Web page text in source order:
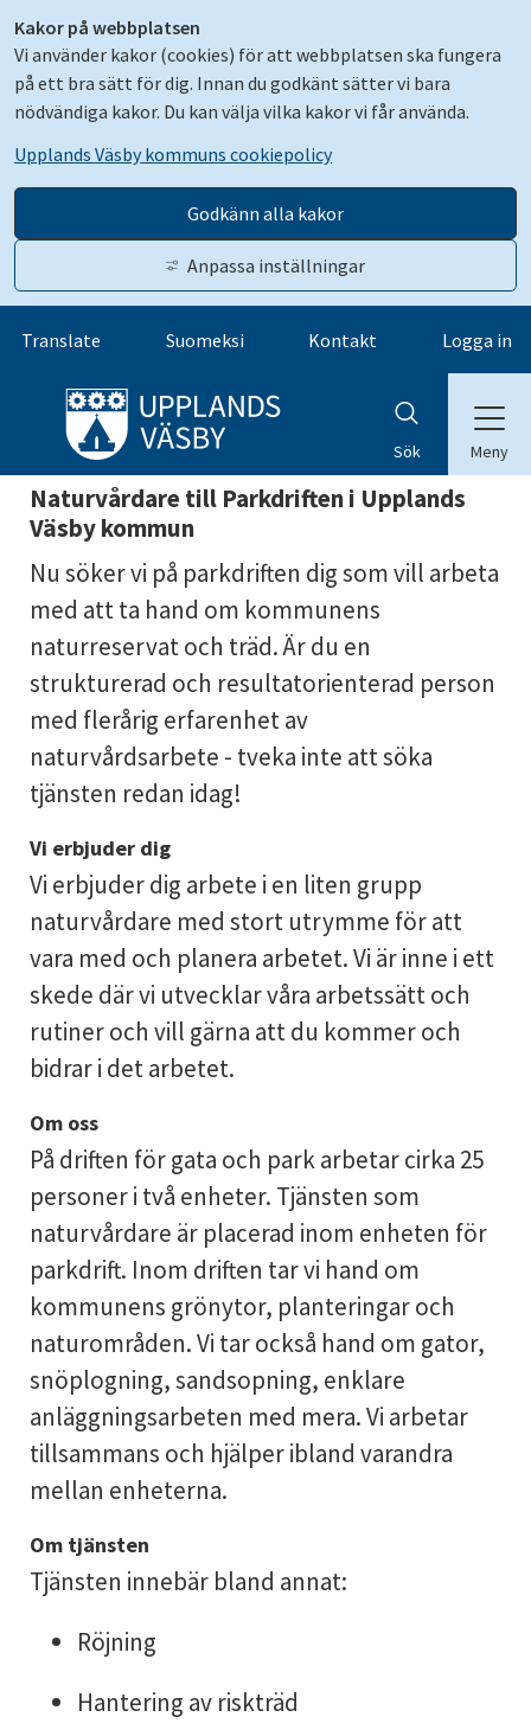
Kakor på webbplatsen
Vi använder kakor (cookies) för att webbplatsen ska fungera
på ett bra sätt för dig. Innan du godkänt sätter vi bara
nödvändiga kakor. Du kan välja vilka kakor vi får använda.
Upplands Väsby kommuns cookiepolicy
Godkänn alla kakor
Anpassa inställningar
Gå till innehåll
Translate Suomeksi Kontakt Logga in
Sök Meny
Naturvårdare till Parkdriften i Upplands
Väsby kommun
Nu söker vi på parkdriften dig som vill arbeta
med att ta hand om kommunens
naturreservat och träd. Är du en
strukturerad och resultatorienterad person
med flerårig erfarenhet av
naturvårdsarbete - tveka inte att söka
tjänsten redan idag!
Vi erbjuder dig
Vi erbjuder dig arbete i en liten grupp
naturvårdare med stort utrymme för att
vara med och planera arbetet. Vi är inne i ett
skede där vi utvecklar våra arbetssätt och
rutiner och vill gärna att du kommer och
bidrar i det arbetet.
Om oss
På driften för gata och park arbetar cirka 25
personer i två enheter. Tjänsten som
naturvårdare är placerad inom enheten för
parkdrift. Inom driften tar vi hand om
kommunens grönytor, planteringar och
naturområden. Vi tar också hand om gator,
snöplogning, sandsopning, enklare
anläggningsarbeten med mera. Vi arbetar
tillsammans och hjälper ibland varandra
mellan enheterna.
Om tjänsten
Tjänsten innebär bland annat:
Röjning
Hantering av riskträd